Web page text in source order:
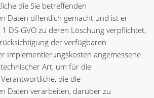
die Sie betreffenden
Daten öffentlich gemacht und ist er
DS-GVO zu deren Löschung verpflichtet,
der verfügbaren
Implementierungskosten angemessene
Art, um für die
die die
Daten verarbeiten, darüber zu